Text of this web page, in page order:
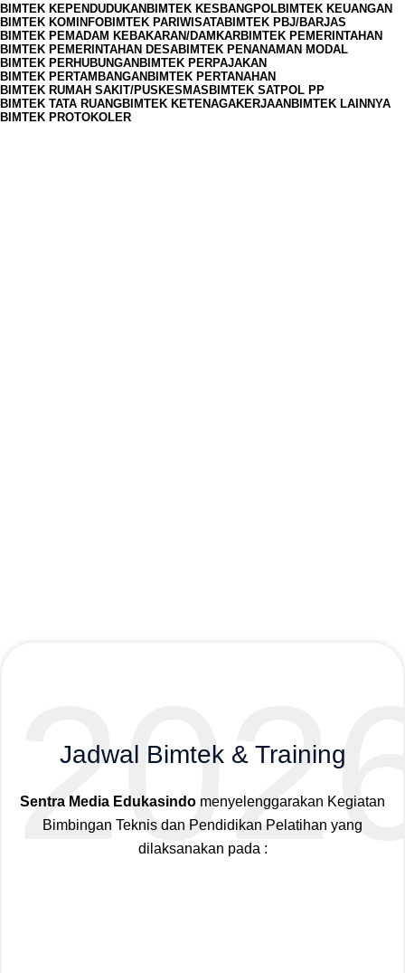
BIMTEK KEPENDUDUKANBIMTEK KESBANGPOLBIMTEK KEUANGAN
BIMTEK KOMINFOBIMTEK PARIWISATABIMTEK PBJ/BARJAS
BIMTEK PEMADAM KEBAKARAN/DAMKARBIMTEK PEMERINTAHAN
BIMTEK PEMERINTAHAN DESABIMTEK PENANAMAN MODAL
BIMTEK PERHUBUNGANBIMTEK PERPAJAKAN
BIMTEK PERTAMBANGANBIMTEK PERTANAHAN
BIMTEK RUMAH SAKIT/PUSKESMASBIMTEK SATPOL PP
BIMTEK TATA RUANGBIMTEK KETENAGAKERJAANBIMTEK LAINNYA
BIMTEK PROTOKOLER
Jadwal Bimtek & Training
Sentra Media Edukasindo menyelenggarakan Kegiatan
Bimbingan Teknis dan Pendidikan Pelatihan yang
dilaksanakan pada :